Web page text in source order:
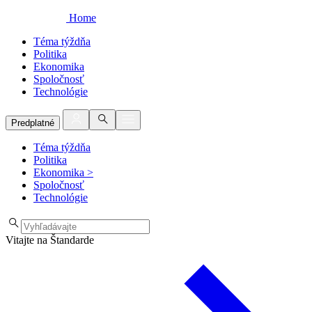
Home
Téma týždňa
Politika
Ekonomika
Spoločnosť
Technológie
Predplatné
Téma týždňa
Politika
Ekonomika >
Spoločnosť
Technológie
Vitajte na Štandarde